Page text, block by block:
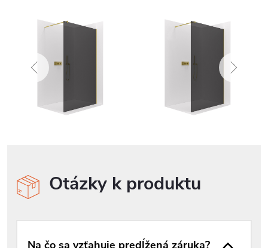
Otázky k produktu
Na čo sa vzťahuje predĺžená záruka?